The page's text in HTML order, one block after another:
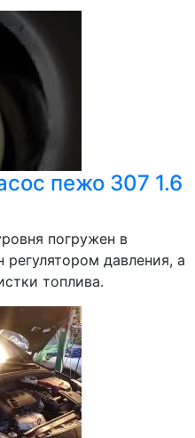
пежо 307 1.6
погружен в
давления, а
топлива.